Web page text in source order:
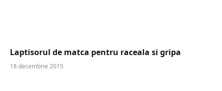
Laptisorul de matca pentru raceala si gripa
18 decembrie 2015